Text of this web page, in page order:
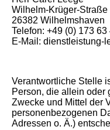
Wilhelm-Krüger-Straße
26382 Wilhelmshaven
Telefon: +49 (0) 173 63
E-Mail: dienstleistung-
Verantwortliche Stelle
Person, die allein
Zwecke und Mittel der
personenbezogenen
Adressen o. Ä.)